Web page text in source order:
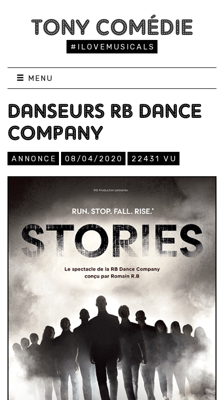
TONY COMÉDIE
#ILOVEMUSICALS
MENU
DANSEURS RB DANCE
COMPANY
ANNONCE 08/04/2020 22431 VU